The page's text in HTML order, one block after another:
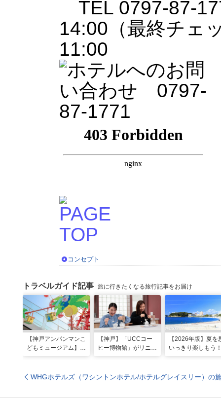
TEL 0797-87-
14:00（最終チェ
11:00
コンセプト
トラベルガイド記事 旅に行きたくなる旅行記事をお届け
【神戸アンパンマンこ
どもミュージアム】夏
ょ濡れになって暑さを
【神戸】「UCCコー
ヒー博物館」がリニュ
【2026年版】夏を
いっきり楽しもう
WHGホテルズ（ワシントンホテル/ホテルグレイスリー）の